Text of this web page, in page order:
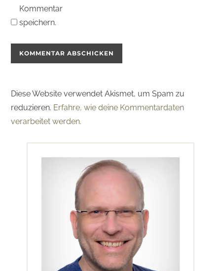
Kommentar
speichern.
Diese Website verwendet Akismet, um Spam zu
reduzieren. Erfahre, wie deine Kommentardaten
verarbeitet werden.